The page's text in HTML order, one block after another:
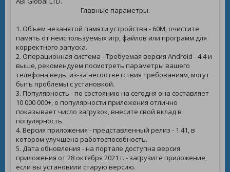
Главные параметры.
1. Объем незанятой памяти устройства - 60M, очистите
память от неиспользуемых игр, файлов или программ для
корректного запуска.
2. Операционная система - Требуемая версия Android - 4.4 и
выше, рекомендуем посмотреть параметры вашего
телефона ведь, из-за несоответствия требованиям, могут
быть проблемы с установкой.
3. Популярность - по состоянию на сегодня она составляет
10 000 000+, о популярности приложения отлично
показывает число загрузок, внесите свой вклад в
популярность.
4. Версия приложения - представленный релиз - 1.41, в
котором улучшена работоспособность.
5. Дата обновления - на портале доступна версия
приложения от 28 октября 2021 г. - загрузите приложение,
если вы установили старую версию.